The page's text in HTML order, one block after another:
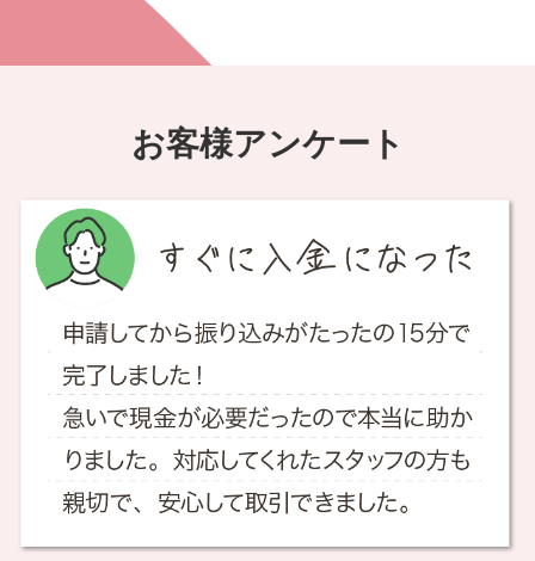
お客様アンケート